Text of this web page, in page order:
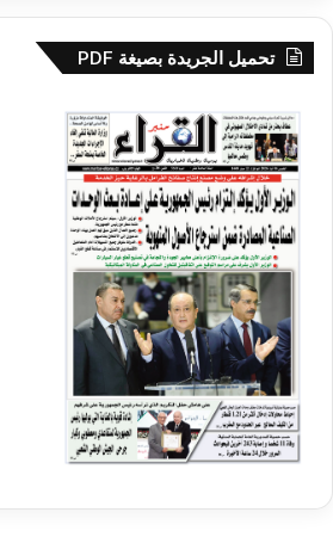
تحميل الجريدة بصيغة PDF